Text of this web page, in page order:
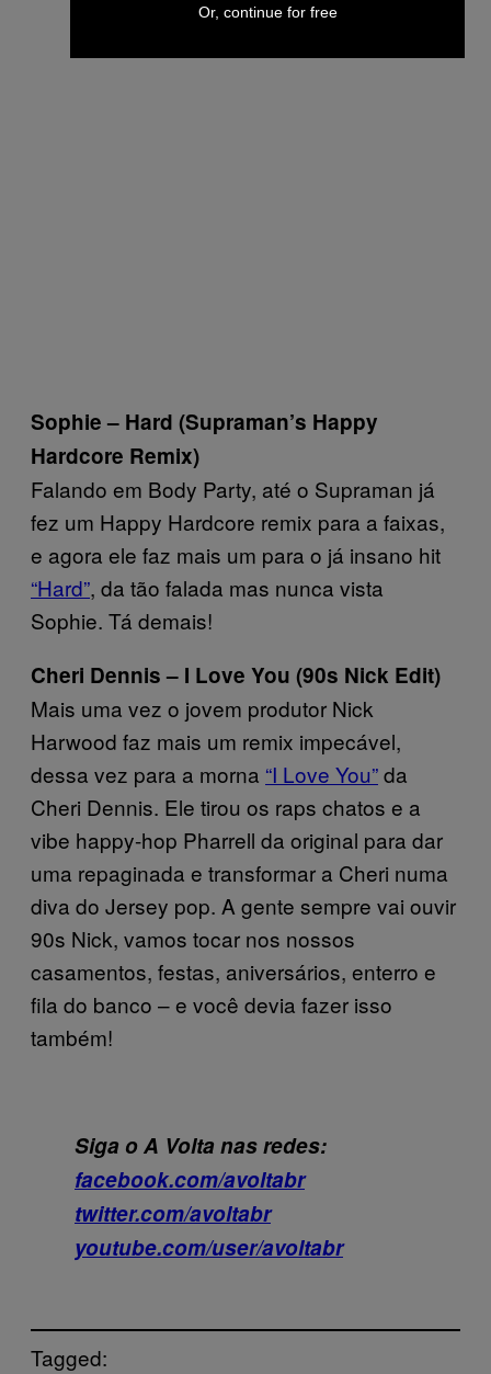
Sophie – Hard (Supraman’s Happy
Hardcore Remix)
Falando em Body Party, até o Supraman já
fez um Happy Hardcore remix para a faixas,
e agora ele faz mais um para o já insano hit
“Hard”, da tão falada mas nunca vista
Sophie. Tá demais!
Cheri Dennis – I Love You (90s Nick Edit)
Mais uma vez o jovem produtor Nick
Harwood faz mais um remix impecável,
dessa vez para a morna “I Love You”da
Cheri Dennis. Ele tirou os raps chatos e a
vibe happy-hop Pharrell da original para dar
uma repaginada e transformar a Cheri numa
diva do Jersey pop. A gente sempre vai ouvir
90s Nick, vamos tocar nos nossos
casamentos, festas, aniversários, enterro e
fila do banco – e você devia fazer isso
também!
Siga o A Volta nas redes:
facebook.com/avoltabr
twitter.com/avoltabr
youtube.com/user/avoltabr
Tagged:
Or, continue for free